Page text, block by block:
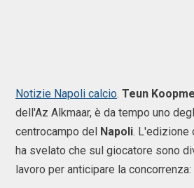
Notizie Napoli calcio. Teun
dell'Az Alkmaar, è da tempo uno
centrocampo del Napoli. L'edizione
ha svelato che sul giocatore sono
lavoro per anticipare la concorrenza: